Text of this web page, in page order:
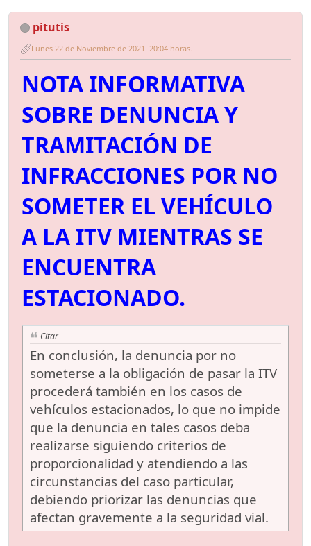
pitutis
Lunes 22 de Noviembre de 2021. 20:04 horas.
NOTA INFORMATIVA
SOBRE DENUNCIA Y
TRAMITACIÓN DE
INFRACCIONES POR NO
SOMETER EL VEHÍCULO
A LA ITV MIENTRAS SE
ENCUENTRA
ESTACIONADO.
Citar
En conclusión, la denuncia por no
someterse a la obligación de pasar la ITV
procederá también en los casos de
vehículos estacionados, lo que no impide
que la denuncia en tales casos deba
realizarse siguiendo criterios de
proporcionalidad y atendiendo a las
circunstancias del caso particular,
debiendo priorizar las denuncias que
afectan gravemente a la seguridad vial.